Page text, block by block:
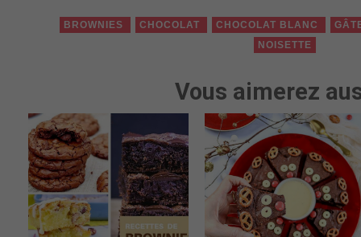
BROWNIES CHOCOLAT CHOCOLAT BLANC
NOISETTE
Vous aimerez